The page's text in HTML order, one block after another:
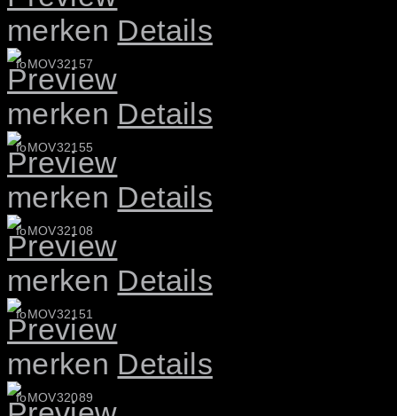
merken Details
foMOV32157
merken Details
foMOV32155
merken Details
foMOV32108
merken Details
foMOV32151
merken Details
foMOV32089